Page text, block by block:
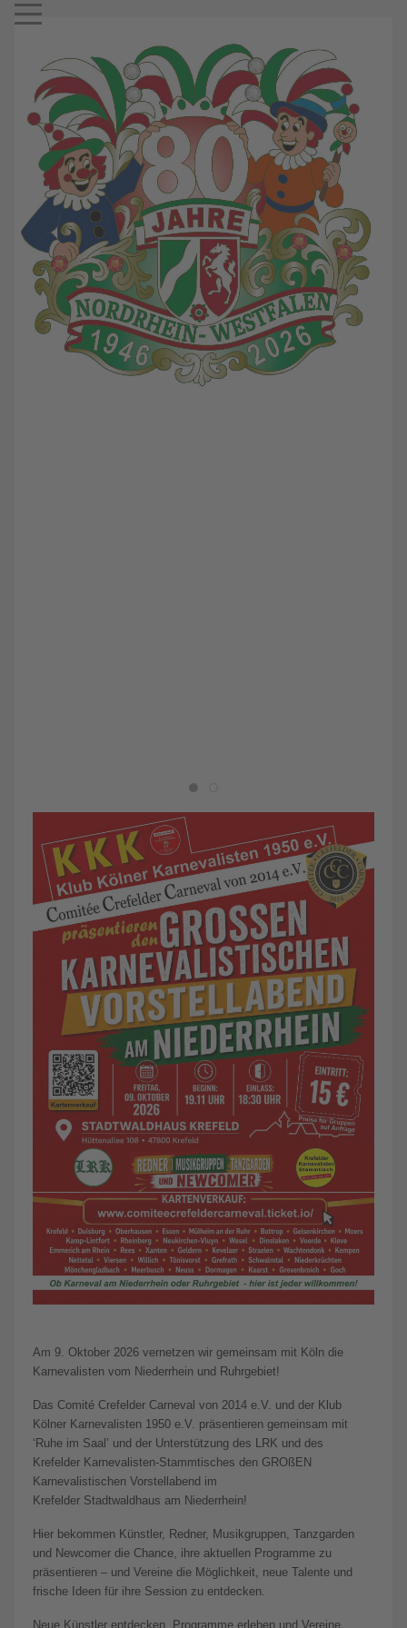
Mobile Menu Toggle
Am 9. Oktober 2026 vernetzen wir gemeinsam mit Köln die
Karnevalisten vom Niederrhein und Ruhrgebiet!
Das Comité Crefelder Carneval von 2014 e.V. und der Klub
Kölner Karnevalisten 1950 e.V. präsentieren gemeinsam mit
‘Ruhe im Saal’ und der Unterstützung des LRK und des
Krefelder Karnevalisten-Stammtisches den GROßEN
Karnevalistischen Vorstellabend im
Krefelder Stadtwaldhaus am Niederrhein!
Hier bekommen Künstler, Redner, Musikgruppen, Tanzgarden
und Newcomer die Chance, ihre aktuellen Programme zu
präsentieren – und Vereine die Möglichkeit, neue Talente und
frische Ideen für ihre Session zu entdecken.
Neue Künstler entdecken, Programme erleben und Vereine